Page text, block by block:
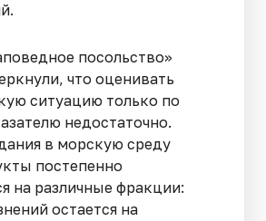
посольство»
что оценивать
ситуацию только по
недостаточно.
в морскую среду
постепенно
на различные фракции:
остается на